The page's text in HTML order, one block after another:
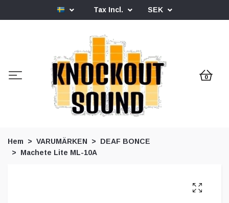
Tax Incl. SEK
0
Hem VARUMÄRKEN
DEAF BONCE
Machete Lite ML-10A